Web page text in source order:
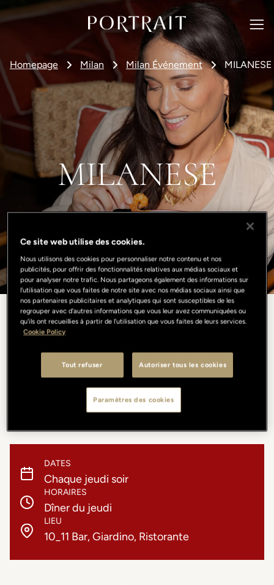
Homepage Milan Milan Événement MILANESE
MILANESE
Milanese
La cuisine du 10_11 est faite de plats aux saveurs capables de
réveiller des souvenirs, servis dans une atmosphère qui enveloppe
de véritables rituels de convivialité à l’italienne. La Cotoletta, dorée
et croustillante, parle de simplicité et de tradition, évoquant un lien
profond avec la ville.
DATES
Chaque jeudi soir
HORAIRES
Dîner du jeudi
LIEU
10_11 Bar, Giardino, Ristorante
Ce site web utilise des cookies.
Nous utilisons des cookies pour personnaliser notre contenu et nos
publicités, pour offrir des fonctionnalités relatives aux médias sociaux et
pour analyser notre trafic. Nous partageons également des informations sur
l'utilisation que vous faites de notre site avec nos médias sociaux ainsi que
nos partenaires publicitaires et analytiques qui sont susceptibles de les
regrouper avec d'autres informations que vous leur avez communiquées ou
qu'ils ont recueillies à partir de l'utilisation que vous faites de leurs services.
Cookie Policy
Tout refuser Autoriser tous les cookies
Paramètres des cookies